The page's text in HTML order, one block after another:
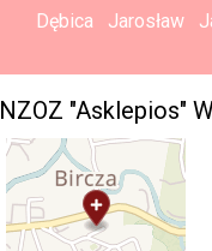
Dębica Jarosław
NZOZ "Asklepios"